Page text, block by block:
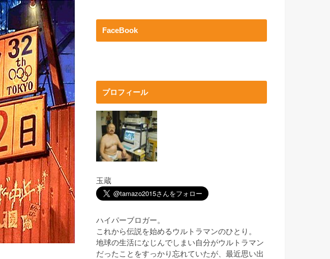
FaceBook
プロフィール
玉蔵
ハイパーブロガー。
これから伝説を始めるウルトラマンのひとり。
地球の生活になじんでしまい自分がウルトラマン
だったことをすっかり忘れていたが、最近思い出